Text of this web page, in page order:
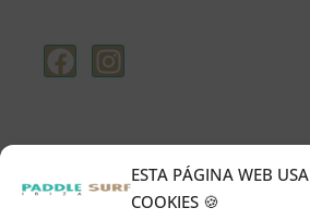
ESTA PÁGINA WEB USA
COOKIES 🍪